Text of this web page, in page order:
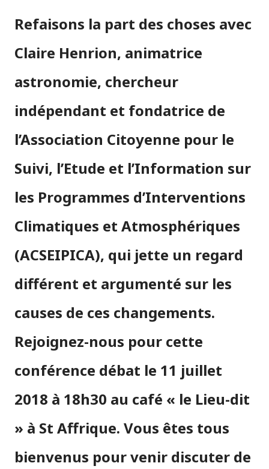
Refaisons la part des choses avec
Claire Henrion, animatrice
astronomie, chercheur
indépendant et fondatrice de
l’Association Citoyenne pour le
Suivi, l’Etude et l’Information sur
les Programmes d’Interventions
Climatiques et Atmosphériques
(ACSEIPICA), qui jette un regard
différent et argumenté sur les
causes de ces changements.
Rejoignez-nous pour cette
conférence débat le 11 juillet
2018 à 18h30 au café « le Lieu-dit
» à St Affrique. Vous êtes tous
bienvenus pour venir discuter de